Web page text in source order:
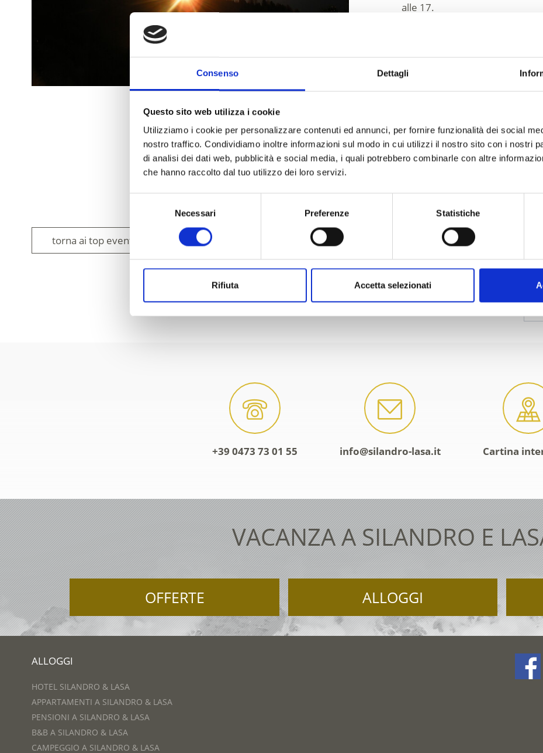
Consenso Dettagli
Questo sito web utilizza i cookie
Utilizziamo i cookie per personalizzare contenuti ed annunci, per fornire funzionalità dei social
nostro traffico. Condividiamo inoltre informazioni sul modo in cui utilizzi il nostro sito con i nostri
di analisi dei dati web, pubblicità e social media, i quali potrebbero combinarle con altre
che hanno raccolto dal tuo utilizzo dei loro servizi.
consenso
Necessari Preferenze Statistiche
Rifiuta Accetta selezionati
alle 17.
Una festa luminosa e
Iscrizione richiesta
Organizzatore
torna ai top eventi
IL CONTENUTO VI È STATO UTILE?
+39 0473 73 01 55 info@silandro-lasa.it Cartina
VACANZA A SILANDRO E
OFFERTE ALLOGGI
ALLOGGI
HOTEL SILANDRO & LASA
APPARTAMENTI A SILANDRO & LASA
PENSIONI A SILANDRO & LASA
B&B A SILANDRO & LASA
CAMPEGGIO A SILANDRO & LASA